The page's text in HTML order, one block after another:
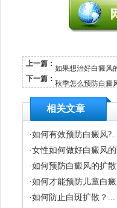
上一篇： 如果想治好白癜风
下一篇： 秋季怎么预防白癜
相关文章
·如何有效预防白癜风
·女性如何做好白癜风
·如何预防白癜风的扩散
·如何才能预防儿童白
·如何防止白斑扩散？...